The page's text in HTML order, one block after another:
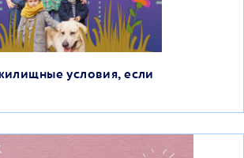
условия, если